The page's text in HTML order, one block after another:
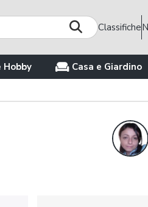
Classifiche
Hobby Casa e Giardino